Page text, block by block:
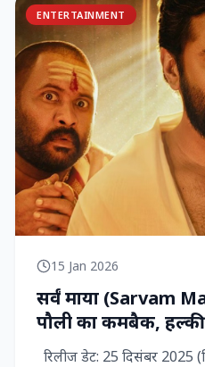
ENTERTAINMENT
15 Jan 2026
सर्वं माया (Sarvam
पौली का कमबैक,
कॉमेडी जो दिल को छू
रिलीज डेट: 25 दिसंबर 2025